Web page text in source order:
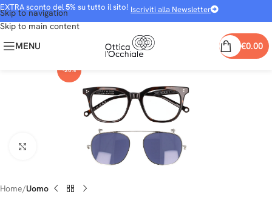
Skip to navigation
Skip to main content
EXTRA sconto del5% su tutto il sito! Iscriviti alla Newsletter
MENU €0.00
-20%
Clicca per ingrandire
Home Uomo